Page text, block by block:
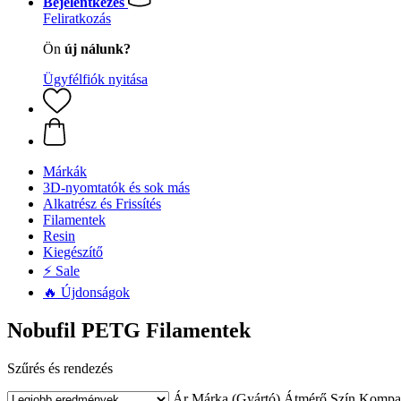
Feliratkozás
Ön új nálunk?
Ügyfélfiók nyitása
Márkák
3D-nyomtatók és sok más
Alkatrész és Frissítés
Filamentek
Resin
Kiegészítő
⚡ Sale
🔥 Újdonságok
Nobufil PETG Filamentek
Szűrés és rendezés